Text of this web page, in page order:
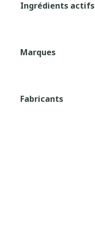
Ingrédients actifs
Marques
Fabricants